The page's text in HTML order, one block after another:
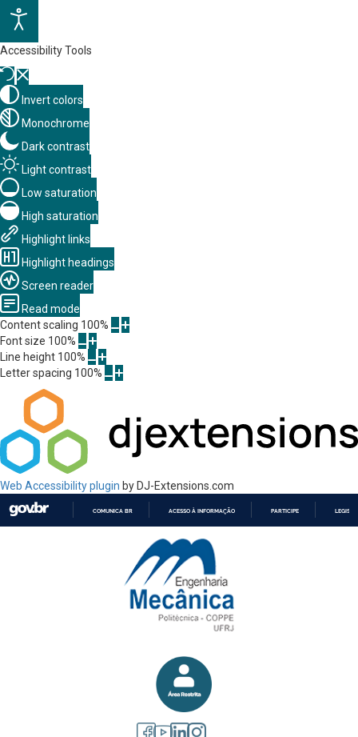
Accessibility Tools
Invert colors
Monochrome
Dark contrast
Light contrast
Low saturation
High saturation
Highlight links
Highlight headings
Screen reader
Read mode
Content scaling 100%
Font size 100%
Line height 100%
Letter spacing 100%
Web Accessibility plugin by DJ-Extensions.com
PARA
CONTEÚDO
COMUNICA BR ACESSO À INFORMAÇÃO PARTICIPE